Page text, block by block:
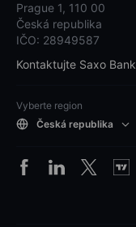
Prague 1, 110 00
Česká republika
IČO: 28949587
Kontaktujte Saxo Bank
Vyberte region
Česká republika